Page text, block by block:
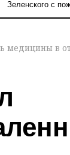
Зеленского с
медицины в